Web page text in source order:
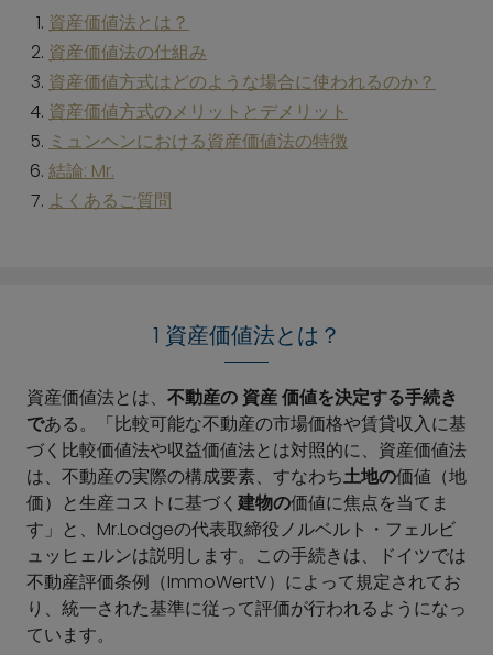
資産価値法とは？
資産価値法の仕組み
資産価値方式はどのような場合に使われるのか？
資産価値方式のメリットとデメリット
ミュンヘンにおける資産価値法の特徴
結論: Mr.
よくあるご質問
1 資産価値法とは？
資産価値法とは、 不動産の 資産価値を決定する手続き
である。「比較可能な不動産の市場価格や賃貸収入に基
づく比較価値法や収益価値法とは対照的に、資産価値法
は、不動産の実際の構成要素、すなわち土地の価値（地
価）と生産コストに基づく建物の価値に焦点を当てま
す」と、Mr.Lodgeの代表取締役ノルベルト・フェルビ
ュッヒェルンは説明します。この手続きは、ドイツでは
不動産評価条例（ImmoWertV）によって規定されてお
り、統一された基準に従って評価が行われるようになっ
ています。